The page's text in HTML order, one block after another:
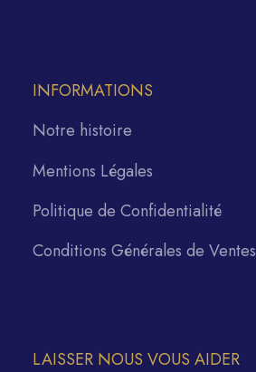
INFORMATIONS
Notre histoire
Mentions Légales
Politique de Confidentialité
Conditions Générales de Ventes
LAISSER NOUS VOUS AIDER